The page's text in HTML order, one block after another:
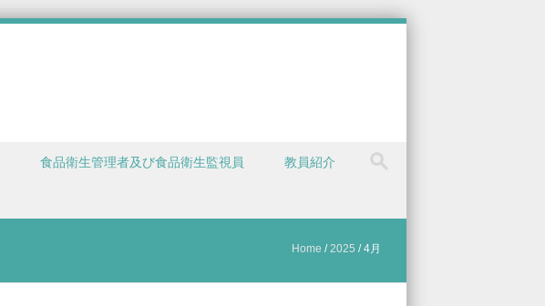
食品衛生管理者及び食品衛生監視員 教員紹介
Home /2025 /4月